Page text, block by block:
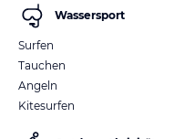
Wassersport
Surfen
Tauchen
Angeln
Kitesurfen